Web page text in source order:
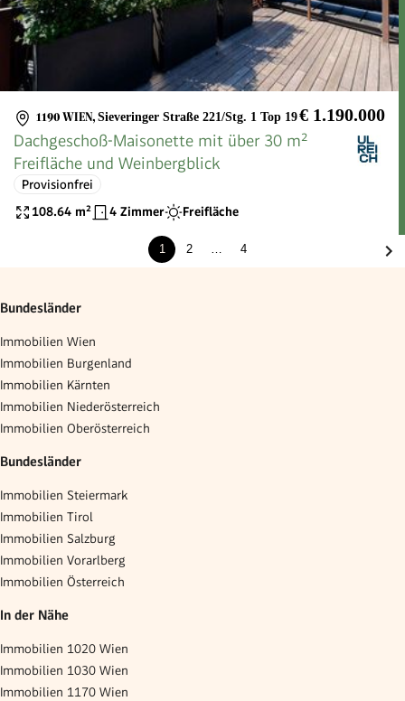
1190 WIEN, Sieveringer Straße 221/Stg. 1 Top 19€ 1.190.000
Dachgeschoß-Maisonette mit über 30 m²
Freifläche und Weinbergblick
Provisionfrei
108.64 m² 4 Zimmer Freifläche
1 2 4
Bundesländer
Immobilien Wien
Immobilien Burgenland
Immobilien Kärnten
Immobilien Niederösterreich
Immobilien Oberösterreich
Bundesländer
Immobilien Steiermark
Immobilien Tirol
Immobilien Salzburg
Immobilien Vorarlberg
Immobilien Österreich
In der Nähe
Immobilien 1020 Wien
Immobilien 1030 Wien
Immobilien 1170 Wien